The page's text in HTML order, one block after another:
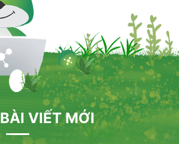
BÀI VIẾT MỚI